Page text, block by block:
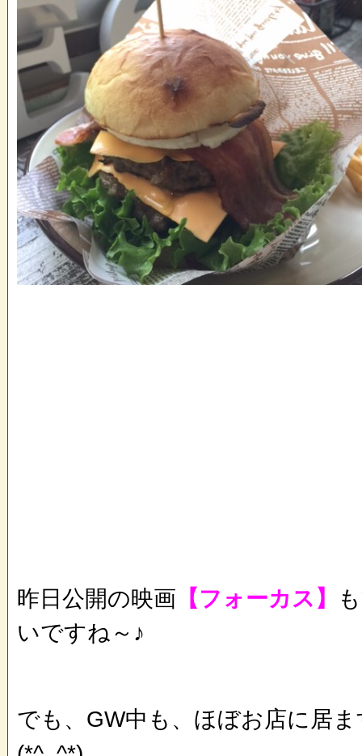
昨日公開の映画 【フォーカス】
いですね～♪
でも、GW中も、ほぼお店に居